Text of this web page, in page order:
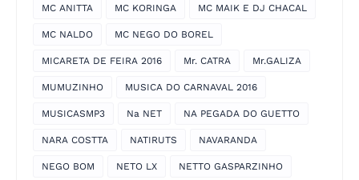
MC ANITTA MC KORINGA MC MAIK E DJ CHACAL
MC NALDO MC NEGO DO BOREL
MICARETA DE FEIRA 2016 Mr. CATRA Mr.GALIZA
MUMUZINHO MUSICA DO CARNAVAL 2016
MUSICASMP3 Na NET NA PEGADA DO GUETTO
NARA COSTTA NATIRUTS NAVARANDA
NEGO BOM NETO LX NETTO GASPARZINHO